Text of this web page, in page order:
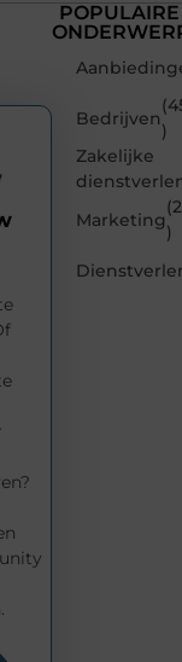
POPULAIRE
Bedrijven
)
Zakelijke
Marketing
)